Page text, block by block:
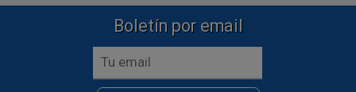
Boletín por email